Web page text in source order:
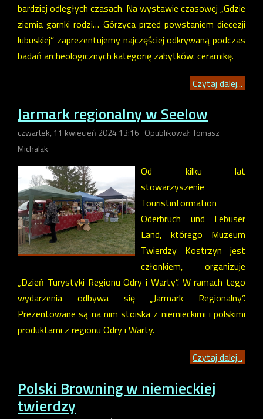
bardziej odległych czasach. Na wystawie czasowej „Gdzie
ziemia garnki rodzi… Górzyca przed powstaniem diecezji
lubuskiej” zaprezentujemy najczęściej odkrywaną podczas
badań archeologicznych kategorię zabytków: ceramikę.
Czytaj dalej...
Jarmark regionalny w Seelow
czwartek, 11 kwiecień 2024 13:16 Opublikował: Tomasz
Michalak
Od kilku lat
stowarzyszenie
Touristinformation
Oderbruch und Lebuser
Land, którego Muzeum
Twierdzy Kostrzyn jest
członkiem, organizuje
„Dzień Turystyki Regionu Odry i Warty”. W ramach tego
wydarzenia odbywa się „Jarmark Regionalny”.
Prezentowane są na nim stoiska z niemieckimi i polskimi
produktami z regionu Odry i Warty.
Czytaj dalej...
Polski Browning w niemieckiej
twierdzy